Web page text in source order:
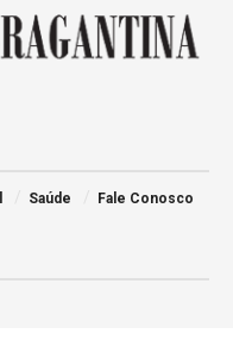
Saúde Fale Conosco